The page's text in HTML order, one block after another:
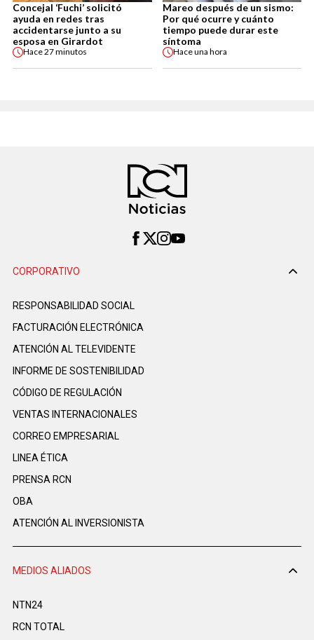
Concejal ‘Fuchi’ solicitó
ayuda en redes tras
accidentarse junto a su
esposa en Girardot
Hace27 minutos
Mareo después de un sismo:
Por qué ocurre y cuánto
tiempo puede durar este
síntoma
Haceuna hora
CORPORATIVO
RESPONSABILIDAD SOCIAL
FACTURACIÓN ELECTRÓNICA
ATENCIÓN AL TELEVIDENTE
INFORME DE SOSTENIBILIDAD
CÓDIGO DE REGULACIÓN
VENTAS INTERNACIONALES
CORREO EMPRESARIAL
LINEA ÉTICA
PRENSA RCN
OBA
ATENCIÓN AL INVERSIONISTA
MEDIOS ALIADOS
NTN24
RCN TOTAL